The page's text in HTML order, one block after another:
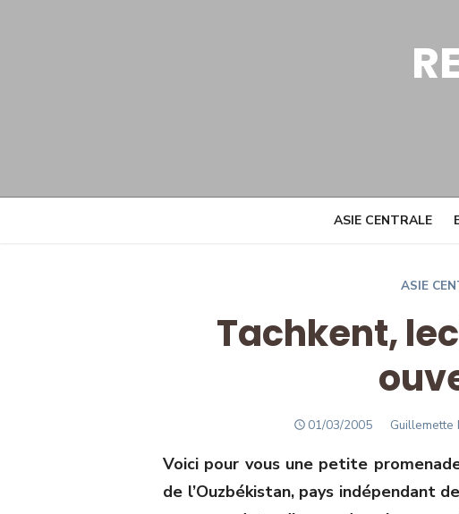
ASIE CENTRALE
ASIE
Tachkent,
POSTED
01/03/2005 Author
Guillemette
Voici pour vous une petite
de l’Ouzbékistan, pays indépendant